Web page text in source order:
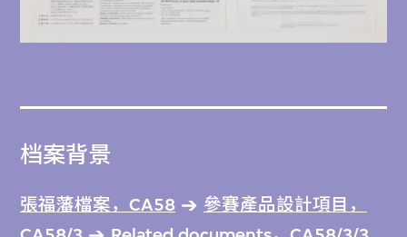
档案背景
張福藩檔案，CA58
參賽產品設計項目，